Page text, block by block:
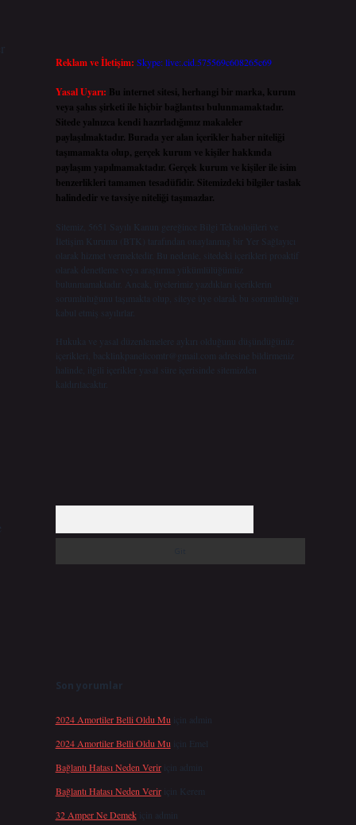
Reklam ve İletişim: Skype: live:.cid.575569c608265c69
Yasal Uyarı: Bu internet sitesi, herhangi bir marka, kurum
veya şahıs şirketi ile hiçbir bağlantısı bulunmamaktadır.
Sitede yalnızca kendi hazırladığımız makaleler
paylaşılmaktadır. Burada yer alan içerikler haber niteliği
taşımamakta olup, gerçek kurum ve kişiler hakkında
paylaşım yapılmamaktadır. Gerçek kurum ve kişiler ile isim
benzerlikleri tamamen tesadüfidir. Sitemizdeki bilgiler taslak
halindedir ve tavsiye niteliği taşımazlar.
Sitemiz, 5651 Sayılı Kanun gereğince Bilgi Teknolojileri ve
İletişim Kurumu (BTK) tarafından onaylanmış bir Yer Sağlayıcı
olarak hizmet vermektedir. Bu nedenle, sitedeki içerikleri proaktif
olarak denetleme veya araştırma yükümlülüğümüz
bulunmamaktadır. Ancak, üyelerimiz yazdıkları içeriklerin
sorumluluğunu taşımakta olup, siteye üye olarak bu sorumluluğu
kabul etmiş sayılırlar.
Hukuka ve yasal düzenlemelere aykırı olduğunu düşündüğünüz
içerikleri, backlinkpanelicomtr@gmail.com
adresine bildirmeniz
halinde, ilgili içerikler yasal süre içerisinde sitemizden
kaldırılacaktır.
Son yorumlar
2024 Amortiler Belli Oldu Mu için
admin
2024 Amortiler Belli Oldu Mu için Emel
Bağlantı Hatası Neden Veririçin
admin
Bağlantı Hatası Neden Veririçin Kerem
32 Amper Ne Demekiçin admin